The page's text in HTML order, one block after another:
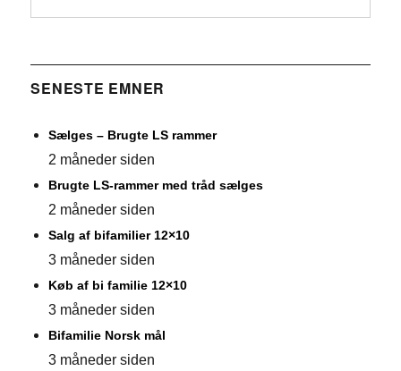
SENESTE EMNER
Sælges – Brugte LS rammer
2 måneder siden
Brugte LS-rammer med tråd sælges
2 måneder siden
Salg af bifamilier 12×10
3 måneder siden
Køb af bi familie 12×10
3 måneder siden
Bifamilie Norsk mål
3 måneder siden